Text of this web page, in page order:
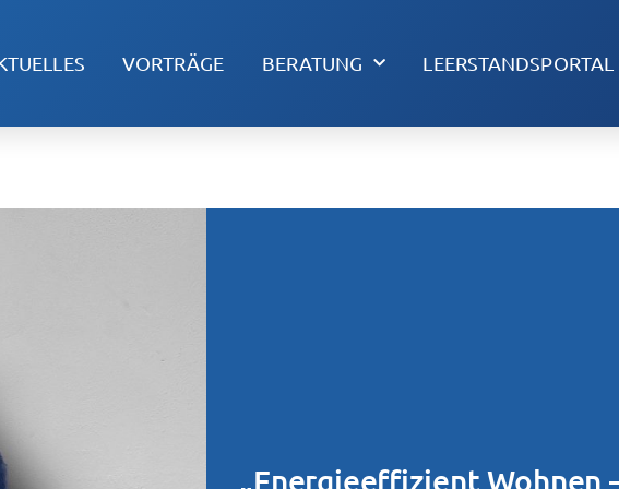
VORTRÄGE BERATUNG LEERSTANDSPORTAL
„Energieeffizient Wohnen